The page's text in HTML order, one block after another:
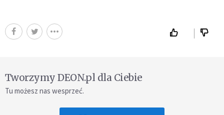
Tworzymy DEON.pl dla Ciebie
Tu możesz nas wesprzeć.